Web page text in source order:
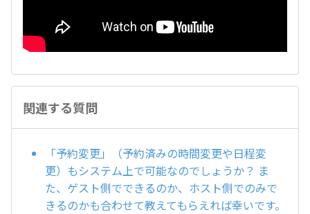
関連する質問
「予約変更」（予約済みの時間変更や日程変
更）もシステム上で可能なのでしょうか？ ま
た、ゲスト側でできるのか、ホスト側でのみで
きるのかも合わせて教えてもらえれば幸いです。